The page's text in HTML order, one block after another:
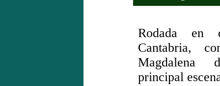
Rodada en
Cantabria,
Magdalena
principal